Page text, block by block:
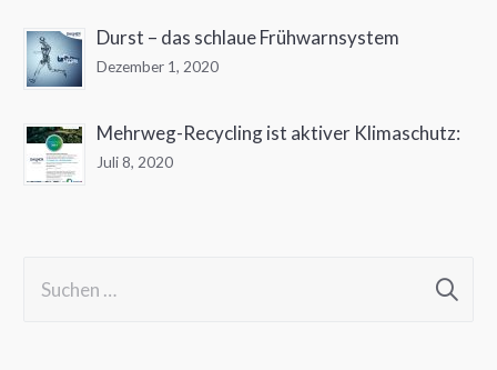
Durst – das schlaue Frühwarnsystem
Dezember 1, 2020
Mehrweg-Recycling ist aktiver Klimaschutz:
Juli 8, 2020